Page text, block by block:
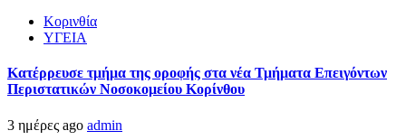
Κορινθία
ΥΓΕΙΑ
Kατέρρευσε τμήμα της οροφής στα νέα Τμήματα Επειγόντων
Περιστατικών Νοσοκομείου Κορίνθου
3 ημέρες ago admin